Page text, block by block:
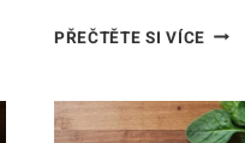
PŘEČTĚTE SI VÍCE